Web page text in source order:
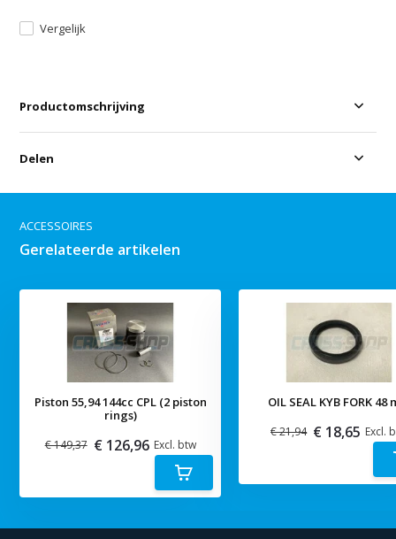
Vergelijk
Productomschrijving
Delen
ACCESSOIRES
Gerelateerde artikelen
Piston 55,94 144cc CPL (2 piston
rings)
€ 149,37 € 126,96 Excl. btw
OIL SEAL KYB FORK 48
€ 21,94 € 18,65 Excl.